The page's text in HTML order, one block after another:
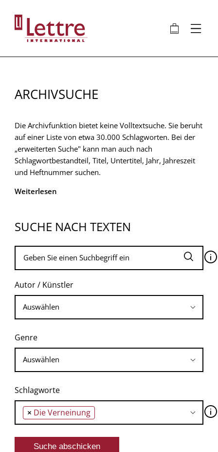
Inhalt
🛍 ⋮
ARCHIVSUCHE
Die Archivfunktion bietet keine Volltextsuche. Sie beruht
auf einer Liste von etwa 30.000 Schlagworten. Bei der
„erweiterten Suche" kann man auch nach
Schlagwortbestandteil, Titel, Untertitel, Jahr, Jahreszeit
und Heftnummer suchen.
Weiterlesen
SUCHE NACH TEXTEN
🛈
Autor / Künstler
Genre
Schlagworte
× Die Verneinung 🛈